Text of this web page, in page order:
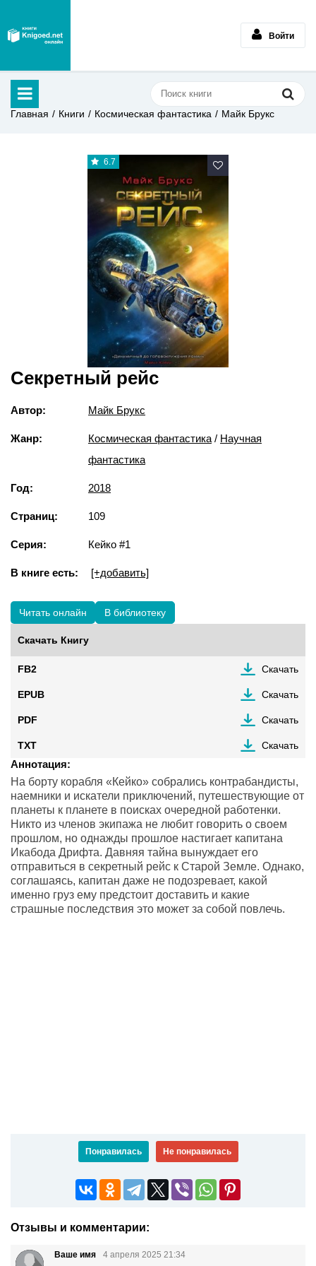
Войти
Главная Книги Космическая фантастика Майк Брукс
6.7
Секретный рейс
Автор: Майк Брукс
Жанр: Космическая фантастика / Научная
фантастика
Год: 2018
Страниц: 109
Серия: Кейко #1
В книге есть: [+добавить]
Читать онлайн В библиотеку
Скачать Книгу
FB2 Скачать
EPUB Скачать
PDF Скачать
TXT Скачать
Аннотация:
На борту корабля «Кейко» собрались контрабандисты,
наемники и искатели приключений, путешествующие от
планеты к планете в поисках очередной работенки.
Никто из членов экипажа не любит говорить о своем
прошлом, но однажды прошлое настигает капитана
Икабода Дрифта. Давняя тайна вынуждает его
отправиться в секретный рейс к Старой Земле. Однако,
соглашаясь, капитан даже не подозревает, какой
именно груз ему предстоит доставить и какие
страшные последствия это может за собой повлечь.
Понравилась Не понравилась
Отзывы и комментарии:
Ваше имя
4 апреля 2025 21:34